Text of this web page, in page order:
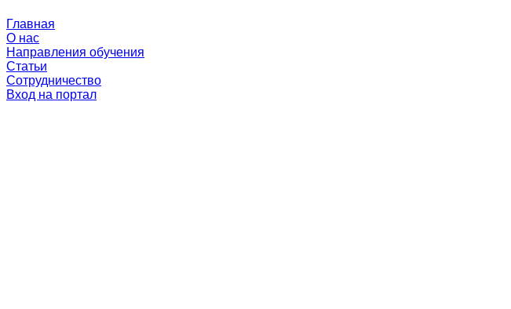
Главная
О нас
Направления обучения
Статьи
Сотрудничество
Вход на портал